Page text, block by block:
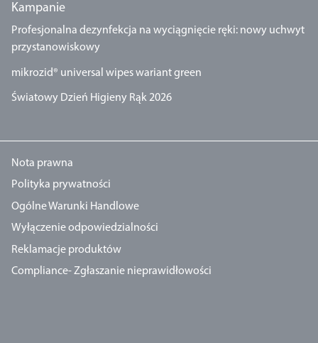
Kampanie
Profesjonalna dezynfekcja na wyciągnięcie ręki: nowy uchwyt
przystanowiskowy
mikrozid® universal wipes wariant green
Światowy Dzień Higieny Rąk 2026
Nota prawna
Polityka prywatności
Ogólne Warunki Handlowe
Wyłączenie odpowiedzialności
Reklamacje produktów
Compliance- Zgłaszanie nieprawidłowości